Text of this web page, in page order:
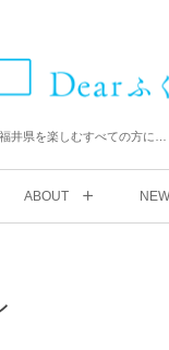
福井県を楽しむすべての方に…
ABOUT